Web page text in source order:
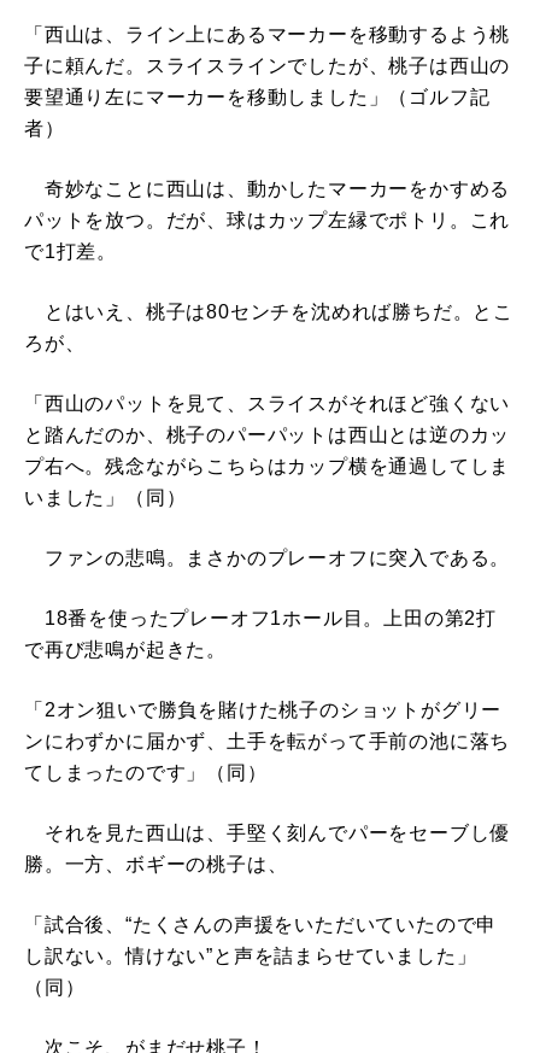
「西山は、ライン上にあるマーカーを移動するよう桃
子に頼んだ。スライスラインでしたが、桃子は西山の
要望通り左にマーカーを移動しました」（ゴルフ記
者）
奇妙なことに西山は、動かしたマーカーをかすめる
パットを放つ。だが、球はカップ左縁でポトリ。これ
で1打差。
とはいえ、桃子は80センチを沈めれば勝ちだ。とこ
ろが、
「西山のパットを見て、スライスがそれほど強くない
と踏んだのか、桃子のパーパットは西山とは逆のカッ
プ右へ。残念ながらこちらはカップ横を通過してしま
いました」（同）
ファンの悲鳴。まさかのプレーオフに突入である。
18番を使ったプレーオフ1ホール目。上田の第2打
で再び悲鳴が起きた。
「2オン狙いで勝負を賭けた桃子のショットがグリー
ンにわずかに届かず、土手を転がって手前の池に落ち
てしまったのです」（同）
それを見た西山は、手堅く刻んでパーをセーブし優
勝。一方、ボギーの桃子は、
「試合後、“たくさんの声援をいただいていたので申
し訳ない。情けない”と声を詰まらせていました」
（同）
次こそ、がまだせ桃子！